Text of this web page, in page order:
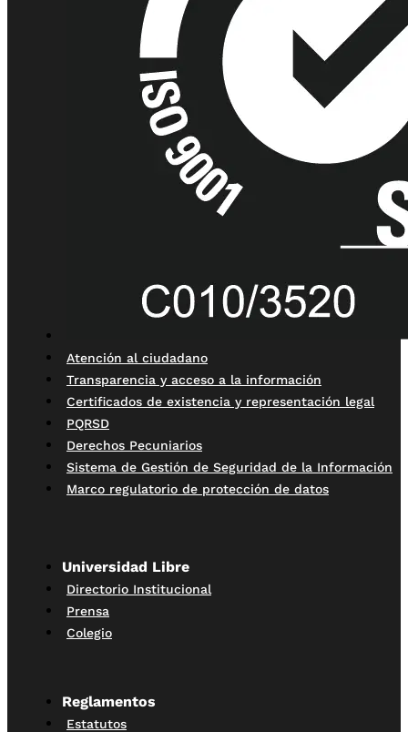
Atención al ciudadano
Transparencia y acceso a la información
Certificados de existencia y representación legal
PQRSD
Derechos Pecuniarios
Sistema de Gestión de Seguridad de la Información
Marco regulatorio de protección de datos
Universidad Libre
Directorio Institucional
Prensa
Colegio
Reglamentos
Estatutos